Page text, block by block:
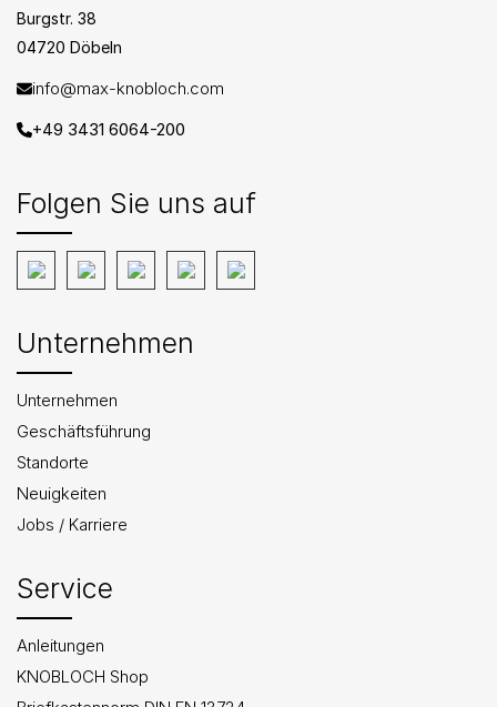
Burgstr. 38
04720 Döbeln
info@max-knobloch.com
+49 3431 6064-200
Folgen Sie uns auf
Unternehmen
Unternehmen
Geschäftsführung
Standorte
Neuigkeiten
Jobs / Karriere
Service
Anleitungen
KNOBLOCH Shop